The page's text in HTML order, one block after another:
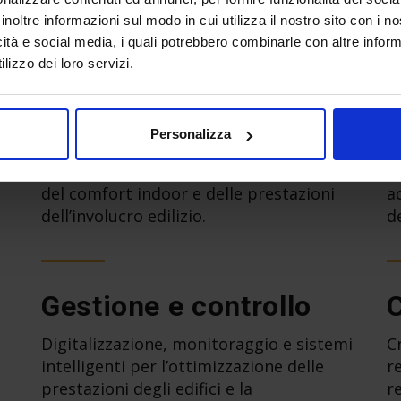
informazioni sul modo in cui utilizza il nostro sito con i
e social media, i quali potrebbero combinarle con altre
dei loro servizi.
Personalizza
al centro del
Isolamento
Soluzioni e tecnologie per il
del comfort indoor e delle prestazioni
dell’involucro edilizio.
Gestione e controllo
Digitalizzazione, monitoraggio e sistemi
intelligenti per l’ottimizzazione delle
prestazioni degli edifici e la